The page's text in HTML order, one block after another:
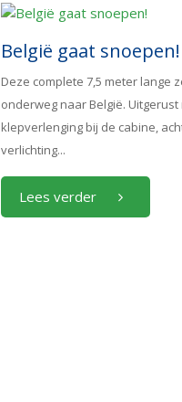
België gaat snoepen!
Deze complete 7,5 meter lange
onderweg naar België.
klepverlenging bij de cabine,
verlichting...
Lees verder